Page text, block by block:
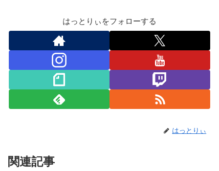
はっとりぃをフォローする
はっとりぃ
関連記事